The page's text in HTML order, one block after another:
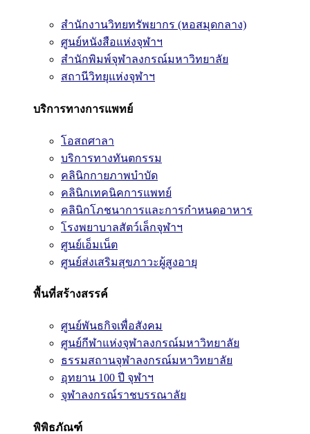
สำนักงานวิทยทรัพยากร (หอสมุดกลาง)
ศูนย์หนังสือแห่งจุฬาฯ
สำนักพิมพ์จุฬาลงกรณ์มหาวิทยาลัย
สถานีวิทยุแห่งจุฬาฯ
บริการทางการแพทย์
โอสถศาลา
บริการทางทันตกรรม
คลินิกกายภาพบำบัด
คลินิกเทคนิคการแพทย์
คลินิกโภชนาการและการกำหนดอาหาร
โรงพยาบาลสัตว์เล็กจุฬาฯ
ศูนย์เอ็มเน็ต
ศูนย์ส่งเสริมสุขภาวะผู้สูงอายุ
พื้นที่สร้างสรรค์
ศูนย์พันธกิจเพื่อสังคม
ศูนย์กีฬาแห่งจุฬาลงกรณ์มหาวิทยาลัย
ธรรมสถานจุฬาลงกรณ์มหาวิทยาลัย
อุทยาน 100 ปี จุฬาฯ
จุฬาลงกรณ์ราชบรรณาลัย
พิพิธภัณฑ์